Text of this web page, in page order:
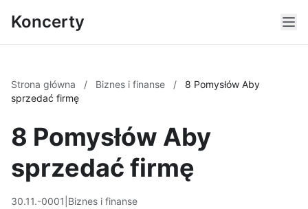
Koncerty
Strona główna / Biznes i finanse /
8 Pomysłów Aby
sprzedać firmę
8 Pomysłów Aby
sprzedać firmę
30.11.-0001 Biznes i finanse